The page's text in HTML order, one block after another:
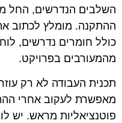
השלבים הנדרשים, החל
ההתקנה. מומלץ לכתוב
כולל חומרים נדרשים,
מהמעורבים בפרויקט.
תכנית העבודה לא רק
מאפשרת לעקוב אחרי
פוטנציאליות מראש. יש